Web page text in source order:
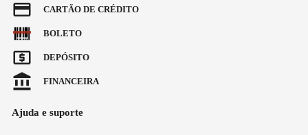
CARTÃO DE CRÉDITO
BOLETO
DEPÓSITO
FINANCEIRA
Ajuda e suporte